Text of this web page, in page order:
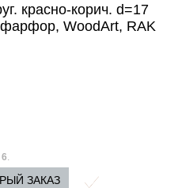
красно-корич. d=17
WoodArt, RAK
6.
ЗАКАЗ